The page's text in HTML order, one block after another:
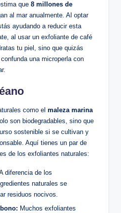
que 8 millones de
al mar anualmente. Al optar
ayudando a reducir esta
al usar un exfoliante de café
tu piel, sino que quizás
una microperla con
como el maleza marina
son biodegradables, sino que
sostenible si se cultivan y
Aquí tienes un par de
de los exfoliantes naturales:
diferencia de los
naturales se
residuos nocivos.
Muchos exfoliantes